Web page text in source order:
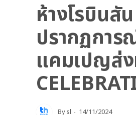
ห้างโรบินสั
ปรากฏการ
แคมเปญส่ง
Bysl 14/11/2024